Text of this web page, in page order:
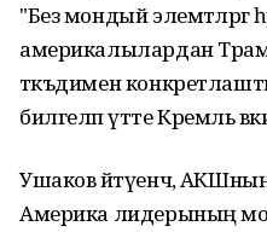
"Без мондый элемтәләргә
америкалылардан
тәкъдимен
билгеләп үтте Кремль
Ушаков әйтүенчә, АКШның
Америка лидерының